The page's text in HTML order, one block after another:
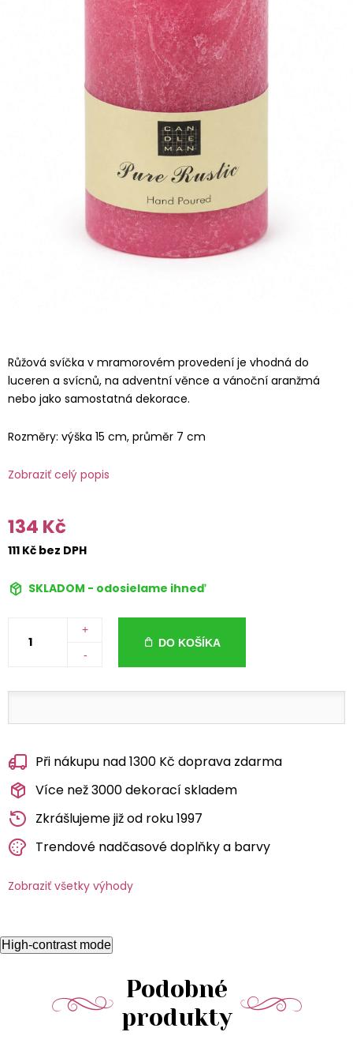
Růžová svíčka v mramorovém provedení je vhodná do
luceren a svícnů, na adventní věnce a vánoční aranžmá
nebo jako samostatná dekorace.
Rozměry: výška 15 cm, průměr 7 cm
Zobraziť celý popis
134 Kč
111 Kč bez DPH
SKLADOM - odosielame ihneď
+
-
DO KOŠÍKA
Při nákupu nad 1300 Kč doprava zdarma
Více než 3000 dekorací skladem
Zkrášlujeme již od roku 1997
Trendové nadčasové doplňky a barvy
Zobraziť všetky výhody
High-contrast mode
Podobné
produkty